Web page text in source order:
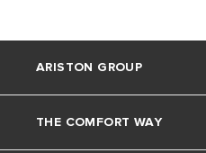
mai pierdeți timp și energie
frisoane la duș. Calitatea,
ARISTON GROUP
Despre Noi
THE COMFORT WAY